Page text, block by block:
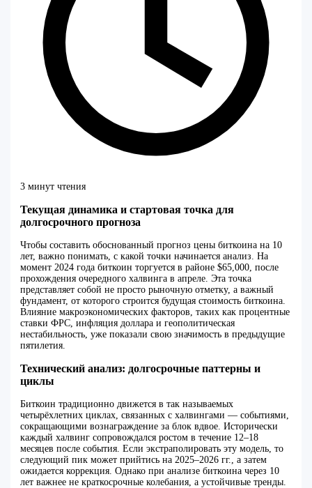
3 минут чтения
Текущая динамика и стартовая точка для
долгосрочного прогноза
Чтобы составить обоснованный прогноз цены биткоина на 10
лет, важно понимать, с какой точки начинается анализ. На
момент 2024 года биткоин торгуется в районе $65,000, после
прохождения очередного халвинга в апреле. Эта точка
представляет собой не просто рыночную отметку, а важный
фундамент, от которого строится будущая стоимость биткоина.
Влияние макроэкономических факторов, таких как процентные
ставки ФРС, инфляция доллара и геополитическая
нестабильность, уже показали свою значимость в предыдущие
пятилетия.
Технический анализ: долгосрочные паттерны и
циклы
Биткоин традиционно движется в так называемых
четырёхлетних циклах, связанных с халвингами — событиями,
сокращающими вознаграждение за блок вдвое. Исторически
каждый халвинг сопровождался ростом в течение 12–18
месяцев после события. Если экстраполировать эту модель, то
следующий пик может прийтись на 2025–2026 гг., а затем
ожидается коррекция. Однако при анализе биткоина через 10
лет важнее не краткосрочные колебания, а устойчивые тренды.